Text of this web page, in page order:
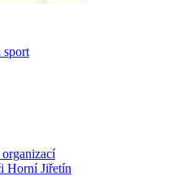
sport
organizací
Horní Jiřetín